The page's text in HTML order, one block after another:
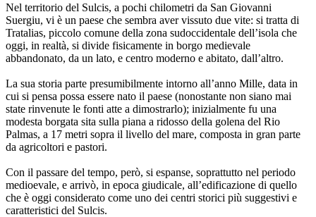
Nel territorio del Sulcis, a pochi chilometri da San Giovanni
Suergiu, vi è un paese che sembra aver vissuto due vite: si tratta di
Tratalias, piccolo comune della zona sudoccidentale dell’isola che
oggi, in realtà, si divide fisicamente in borgo medievale
abbandonato, da un lato, e centro moderno e abitato, dall’altro.
La sua storia parte presumibilmente intorno all’anno Mille, data in
cui si pensa possa essere nato il paese (nonostante non siano mai
state rinvenute le fonti atte a dimostrarlo); inizialmente fu una
modesta borgata sita sulla piana a ridosso della golena del Rio
Palmas, a 17 metri sopra il livello del mare, composta in gran parte
da agricoltori e pastori.
Con il passare del tempo, però, si espanse, soprattutto nel periodo
medioevale, e arrivò, in epoca giudicale, all’edificazione di quello
che è oggi considerato come uno dei centri storici più suggestivi e
caratteristici del Sulcis.